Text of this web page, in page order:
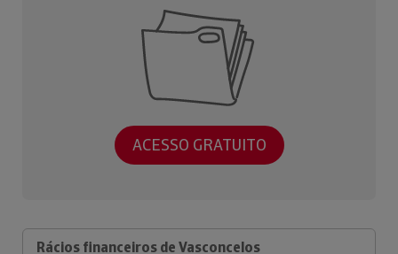
ACESSO GRATUITO
Rácios financeiros de Vasconcelos